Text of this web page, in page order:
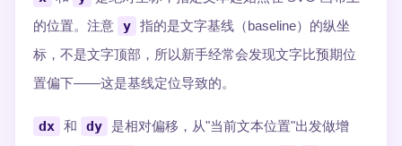
的位置。注意 y 指的是文字基线（baseline）的纵坐
标，不是文字顶部，所以新手经常会发现文字比预期位
置偏下——这是基线定位导致的。
dx 和 dy
是相对偏移，从"当前文本位置"出发做增